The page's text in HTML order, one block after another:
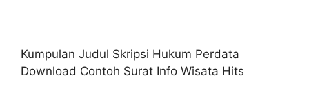
Kumpulan Judul Skripsi Hukum Perdata
Download Contoh Surat Info Wisata Hits